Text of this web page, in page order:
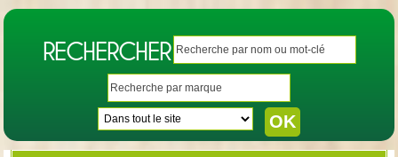
RECHERCHER